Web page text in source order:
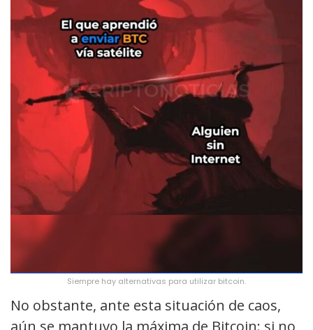
Siempre hay alternativas para utilizar bitcoin.
No obstante, ante esta situación de caos,